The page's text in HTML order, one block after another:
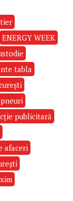
ENERGY WEEK
tabla
pneuri
publicitară
afaceri